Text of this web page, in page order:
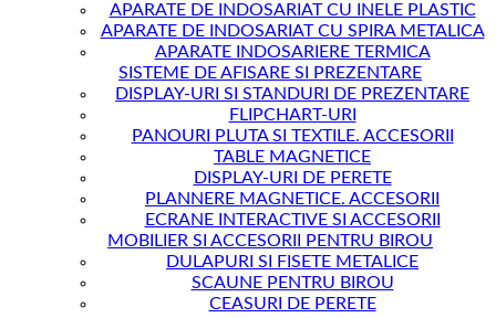
APARATE DE INDOSARIAT CU INELE PLASTIC
APARATE DE INDOSARIAT CU SPIRA METALICA
APARATE INDOSARIERE TERMICA
SISTEME DE AFISARE SI PREZENTARE
DISPLAY-URI SI STANDURI DE PREZENTARE
FLIPCHART-URI
PANOURI PLUTA SI TEXTILE. ACCESORII
TABLE MAGNETICE
DISPLAY-URI DE PERETE
PLANNERE MAGNETICE. ACCESORII
ECRANE INTERACTIVE SI ACCESORII
MOBILIER SI ACCESORII PENTRU BIROU
DULAPURI SI FISETE METALICE
SCAUNE PENTRU BIROU
CEASURI DE PERETE